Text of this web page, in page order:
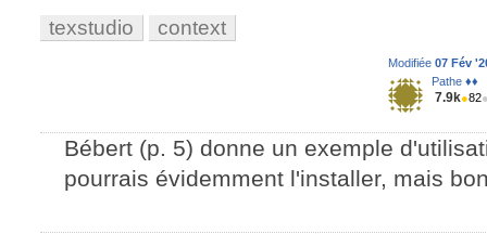
texstudio context
Modifiée 07 Fév
Pathe ♦♦
7.9k●82
Bébert (p. 5) donne un exemple
pourrais évidemment l'installer, mais